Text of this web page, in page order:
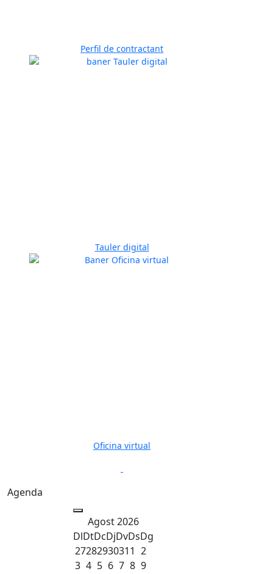
Perfil de contractant
Tauler digital
Oficina virtual
Agenda
Agost 2026
DlDtDcDjDvDsDg
27282930311 2
3 4 5 6 7 8 9